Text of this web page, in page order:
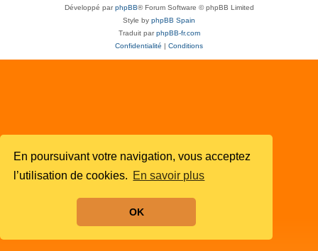
En poursuivant votre navigation, vous acceptez
l’utilisation de cookies. En savoir plus
OK
Développé parphpBB® Forum Software © phpBB Limited
Style by phpBB Spain
Traduit parphpBB-fr.com
Confidentialité | Conditions